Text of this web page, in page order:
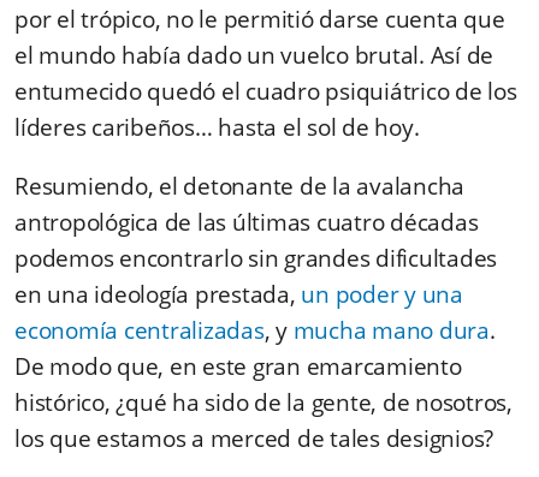
por el trópico, no le permitió darse cuenta que
el mundo había dado un vuelco brutal. Así de
entumecido quedó el cuadro psiquiátrico de los
líderes caribeños… hasta el sol de hoy.
Resumiendo, el detonante de la avalancha
antropológica de las últimas cuatro décadas
podemos encontrarlo sin grandes dificultades
en una ideología prestada, un poder y una
economía centralizadas, y mucha mano dura.
De modo que, en este gran emarcamiento
histórico, ¿qué ha sido de la gente, de nosotros,
los que estamos a merced de tales designios?